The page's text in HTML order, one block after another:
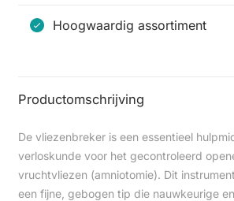
Hoogwaardig assortiment
Productomschrijving
De vliezenbreker is een essentieel
verloskunde voor het gecontroleerd
vruchtvliezen (amniotomie). Dit
een fijne, gebogen tip die nauwkeurige